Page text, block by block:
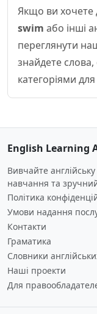
Якщо ви хочете
swim або інші
переглянути
знайдете слова,
категоріями
English Learning
Вивчайте
навчання та
Політика
Умови надання
Контакти
Граматика
Словники
Наші проекти
Для